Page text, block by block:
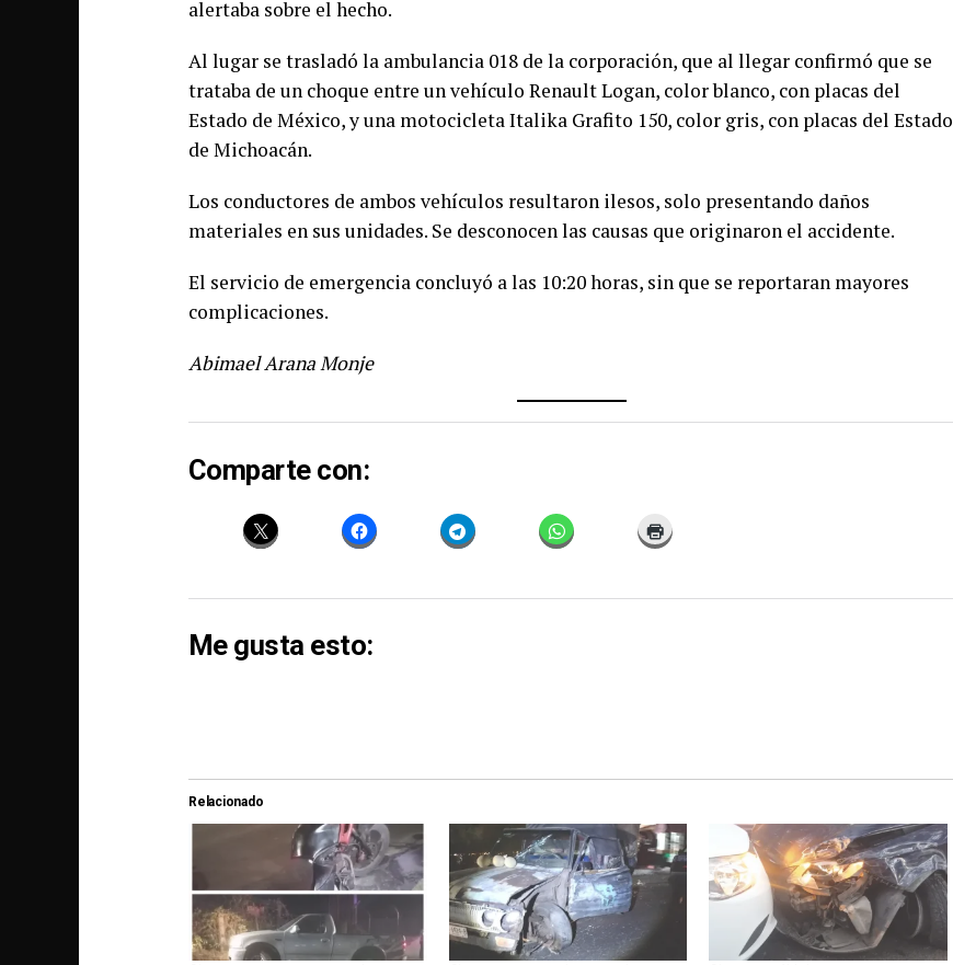
alertaba sobre el hecho.
Al lugar se trasladó la ambulancia 018 de la corporación, que al llegar confirmó que se
trataba de un choque entre un vehículo Renault Logan, color blanco, con placas del
Estado de México, y una motocicleta Italika Grafito 150, color gris, con placas del Estado
de Michoacán.
Los conductores de ambos vehículos resultaron ilesos, solo presentando daños
materiales en sus unidades. Se desconocen las causas que originaron el accidente.
El servicio de emergencia concluyó a las 10:20 horas, sin que se reportaran mayores
complicaciones.
Abimael Arana Monje
Comparte con:
Me gusta esto:
Relacionado